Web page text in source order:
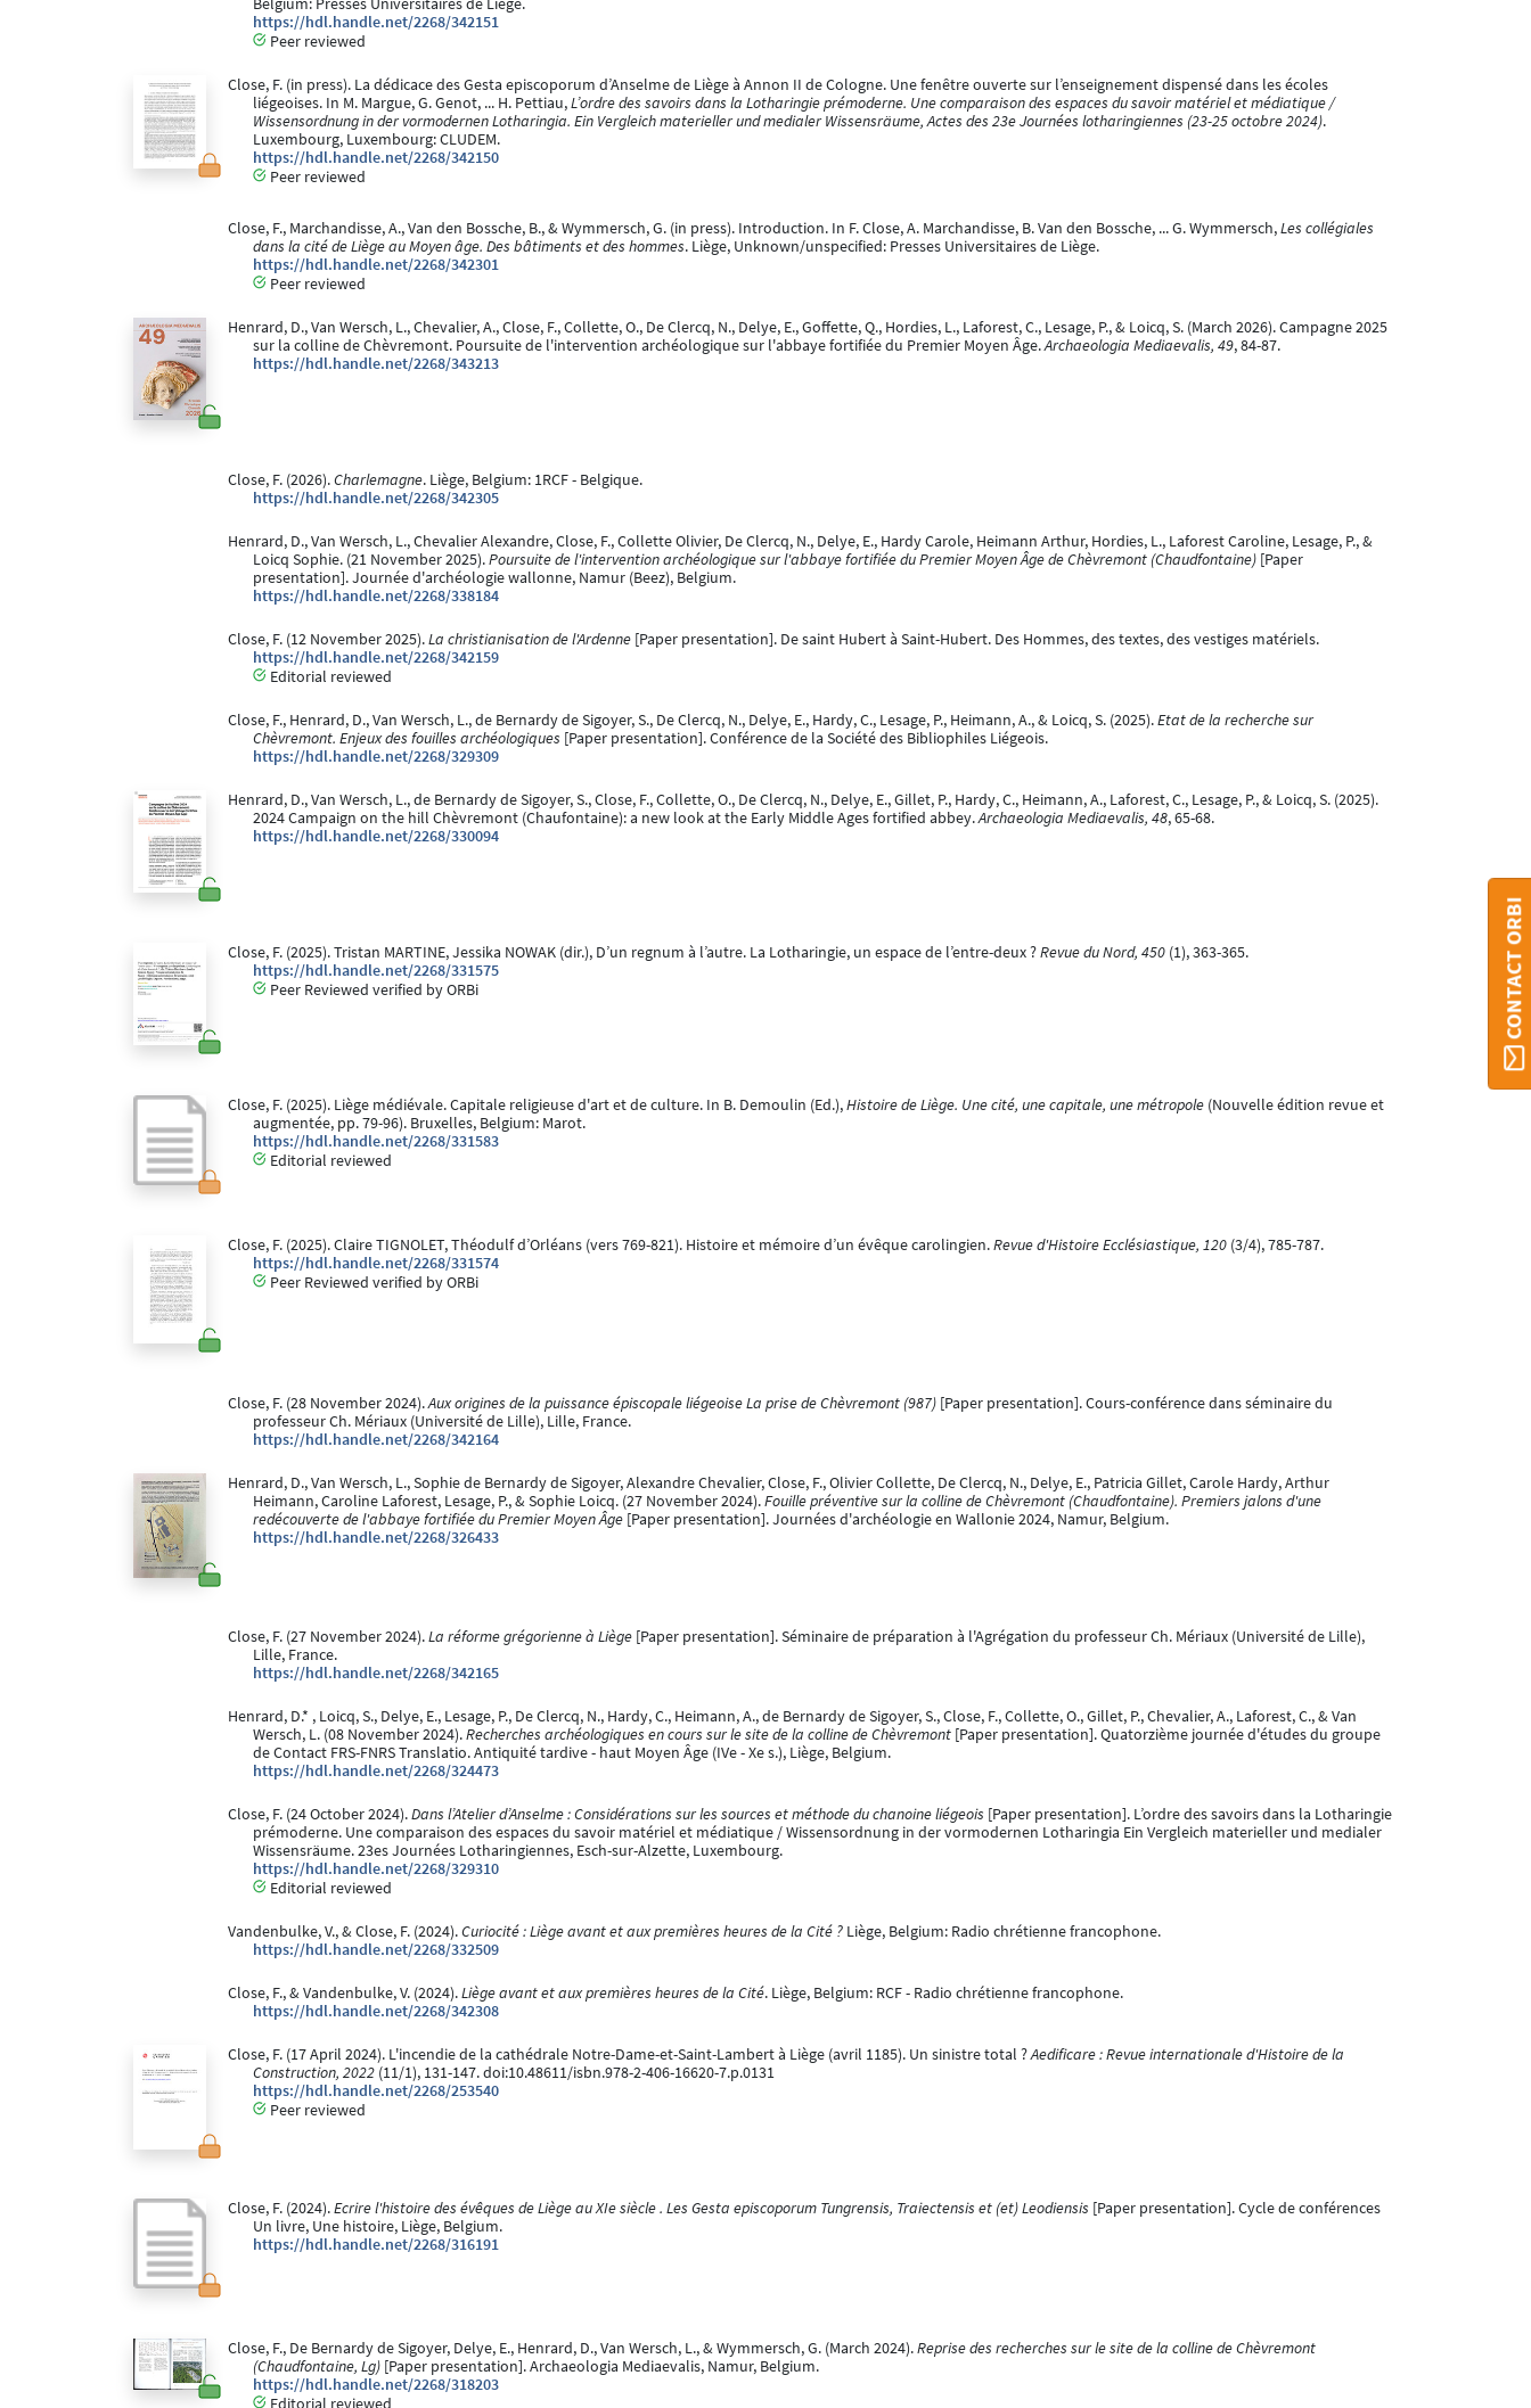
Belgium: Presses Universitaires de Liège.
https://hdl.handle.net/2268/342151
Peer reviewed
Close, F. (in press). La dédicace des Gesta episcoporum d’Anselme de Liège à Annon II de Cologne. Une fenêtre ouverte sur l’enseignement dispensé dans les écoles
liégeoises. In M. Margue, G. Genot, ... H. Pettiau,L’ordre des savoirs dans la Lotharingie prémoderne. Une comparaison des espaces du savoir matériel et médiatique /
Wissensordnung in der vormodernen Lotharingia. Ein Vergleich materieller und medialer Wissensräume, Actes des 23e Journées lotharingiennes (23-25 octobre 2024).
Luxembourg, Luxembourg: CLUDEM.
https://hdl.handle.net/2268/342150
Peer reviewed
Close, F., Marchandisse, A., Van den Bossche, B., & Wymmersch, G. (in press). Introduction. In F. Close, A. Marchandisse, B. Van den Bossche, ... G. Wymmersch,Les collégiales
dans la cité de Liège au Moyen âge. Des bâtiments et des hommes. Liège, Unknown/unspecified: Presses Universitaires de Liège.
https://hdl.handle.net/2268/342301
Peer reviewed
Henrard, D., Van Wersch, L., Chevalier, A., Close, F., Collette, O., De Clercq, N., Delye, E., Goffette, Q., Hordies, L., Laforest, C., Lesage, P., & Loicq, S. (March 2026). Campagne 2025
sur la colline de Chèvremont. Poursuite de l'intervention archéologique sur l'abbaye fortifiée du Premier Moyen Âge.Archaeologia Mediaevalis, 49, 84-87.
https://hdl.handle.net/2268/343213
Close, F. (2026).Charlemagne. Liège, Belgium: 1RCF - Belgique.
https://hdl.handle.net/2268/342305
Henrard, D., Van Wersch, L., Chevalier Alexandre, Close, F., Collette Olivier, De Clercq, N., Delye, E., Hardy Carole, Heimann Arthur, Hordies, L., Laforest Caroline, Lesage, P., &
Loicq Sophie. (21 November 2025).Poursuite de l'intervention archéologique sur l'abbaye fortifiée du Premier Moyen Âge de Chèvremont (Chaudfontaine) [Paper
presentation]. Journée d'archéologie wallonne, Namur (Beez), Belgium.
https://hdl.handle.net/2268/338184
Close, F. (12 November 2025).La christianisation de l'Ardenne[Paper presentation]. De saint Hubert à Saint-Hubert. Des Hommes, des textes, des vestiges matériels.
https://hdl.handle.net/2268/342159
Editorial reviewed
Close, F., Henrard, D., Van Wersch, L., de Bernardy de Sigoyer, S., De Clercq, N., Delye, E., Hardy, C., Lesage, P., Heimann, A., & Loicq, S. (2025).Etat de la recherche sur
Chèvremont. Enjeux des fouilles archéologiques [Paper presentation]. Conférence de la Société des Bibliophiles Liégeois.
https://hdl.handle.net/2268/329309
Henrard, D., Van Wersch, L., de Bernardy de Sigoyer, S., Close, F., Collette, O., De Clercq, N., Delye, E., Gillet, P., Hardy, C., Heimann, A., Laforest, C., Lesage, P., & Loicq, S. (2025).
2024 Campaign on the hill Chèvremont (Chaufontaine): a new look at the Early Middle Ages fortified abbey.Archaeologia Mediaevalis, 48, 65-68.
https://hdl.handle.net/2268/330094
Close, F. (2025). Tristan MARTINE, Jessika NOWAK (dir.), D’un regnum à l’autre. La Lotharingie, un espace de l’entre-deux ?Revue du Nord, 450(1), 363-365.
https://hdl.handle.net/2268/331575
Peer Reviewed verified by ORBi
Close, F. (2025). Liège médiévale. Capitale religieuse d'art et de culture. In B. Demoulin (Ed.),Histoire de Liège. Une cité, une capitale, une métropole(Nouvelle édition revue et
augmentée, pp. 79-96). Bruxelles, Belgium: Marot.
https://hdl.handle.net/2268/331583
Editorial reviewed
Close, F. (2025). Claire TIGNOLET, Théodulf d’Orléans (vers 769-821). Histoire et mémoire d’un évêque carolingien.Revue d'Histoire Ecclésiastique, 120(3/4), 785-787.
https://hdl.handle.net/2268/331574
Peer Reviewed verified by ORBi
Close, F. (28 November 2024).Aux origines de la puissance épiscopale liégeoise La prise de Chèvremont (987)[Paper presentation]. Cours-conférence dans séminaire du
professeur Ch. Mériaux (Université de Lille), Lille, France.
https://hdl.handle.net/2268/342164
Henrard, D., Van Wersch, L., Sophie de Bernardy de Sigoyer, Alexandre Chevalier, Close, F., Olivier Collette, De Clercq, N., Delye, E., Patricia Gillet, Carole Hardy, Arthur
Heimann, Caroline Laforest, Lesage, P., & Sophie Loicq. (27 November 2024).Fouille préventive sur la colline de Chèvremont (Chaudfontaine). Premiers jalons d'une
redécouverte de l'abbaye fortifiée du Premier Moyen Âge [Paper presentation]. Journées d'archéologie en Wallonie 2024, Namur, Belgium.
https://hdl.handle.net/2268/326433
Close, F. (27 November 2024).La réforme grégorienne à Liège[Paper presentation]. Séminaire de préparation à l'Agrégation du professeur Ch. Mériaux (Université de Lille),
Lille, France.
https://hdl.handle.net/2268/342165
Henrard, D.* , Loicq, S., Delye, E., Lesage, P., De Clercq, N., Hardy, C., Heimann, A., de Bernardy de Sigoyer, S., Close, F., Collette, O., Gillet, P., Chevalier, A., Laforest, C., & Van
Wersch, L. (08 November 2024).Recherches archéologiques en cours sur le site de la colline de Chèvremont [Paper presentation]. Quatorzième journée d'études du groupe
de Contact FRS-FNRS Translatio. Antiquité tardive - haut Moyen Âge (IVe - Xe s.), Liège, Belgium.
https://hdl.handle.net/2268/324473
Close, F. (24 October 2024).Dans l’Atelier d’Anselme : Considérations sur les sources et méthode du chanoine liégeois [Paper presentation]. L’ordre des savoirs dans la Lotharingie
prémoderne. Une comparaison des espaces du savoir matériel et médiatique / Wissensordnung in der vormodernen Lotharingia Ein Vergleich materieller und medialer
Wissensräume. 23es Journées Lotharingiennes, Esch-sur-Alzette, Luxembourg.
https://hdl.handle.net/2268/329310
Editorial reviewed
Vandenbulke, V., & Close, F. (2024).Curiocité : Liège avant et aux premières heures de la Cité ?Liège, Belgium: Radio chrétienne francophone.
https://hdl.handle.net/2268/332509
Close, F., & Vandenbulke, V. (2024).Liège avant et aux premières heures de la Cité. Liège, Belgium: RCF - Radio chrétienne francophone.
https://hdl.handle.net/2268/342308
Close, F. (17 April 2024). L'incendie de la cathédrale Notre-Dame-et-Saint-Lambert à Liège (avril 1185). Un sinistre total ?Aedificare : Revue internationale d'Histoire de la
Construction, 2022 (11/1), 131-147. doi:10.48611/isbn.978-2-406-16620-7.p.0131
https://hdl.handle.net/2268/253540
Peer reviewed
Close, F. (2024).Ecrire l'histoire des évêques de Liège au XIe siècle . Les Gesta episcoporum Tungrensis, Traiectensis et (et) Leodiensis [Paper presentation]. Cycle de conférences
Un livre, Une histoire, Liège, Belgium.
https://hdl.handle.net/2268/316191
Close, F., De Bernardy de Sigoyer, Delye, E., Henrard, D., Van Wersch, L., & Wymmersch, G. (March 2024).Reprise des recherches sur le site de la colline de Chèvremont
(Chaudfontaine, Lg) [Paper presentation]. Archaeologia Mediaevalis, Namur, Belgium.
https://hdl.handle.net/2268/318203
Editorial reviewed
CONTACT ORBI